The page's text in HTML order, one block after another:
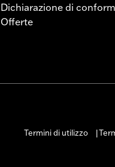
Dichiarazione di
Offerte
Termini di utilizzo